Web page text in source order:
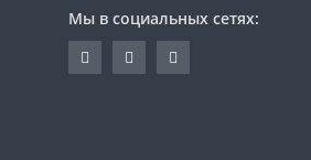
Мы в социальных сетях: